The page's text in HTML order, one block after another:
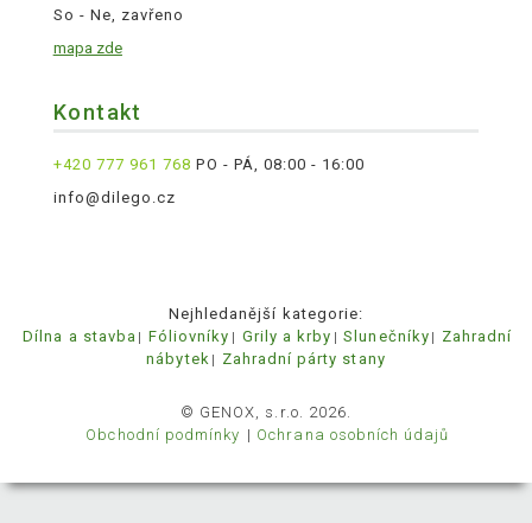
So - Ne, zavřeno
mapa zde
Kontakt
+420 777 961 768 PO - PÁ, 08:00 - 16:00
info@dilego.cz
Nejhledanější kategorie:
Dílna a stavba
Fóliovníky Grily a krby Slunečníky
Zahradní
nábytek
Zahradní párty stany
© GENOX, s.r.o. 2026.
Obchodní podmínky
Ochrana osobních údajů